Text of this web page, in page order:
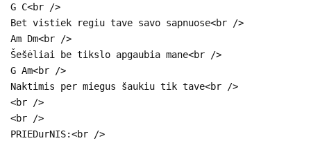
G C<br />
Bet vistiek regiu tave savo sapnuose<br />
Am Dm<br />
Šešėliai be tikslo apgaubia mane<br />
G Am<br />
Naktimis per miegus šaukiu tik tave<br />
<br />
<br />
PRIEDurNIS:<br />